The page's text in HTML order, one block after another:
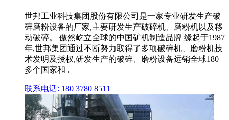
世邦工业科技集团股份有限公司是一家专业研发生产破
碎磨粉设备的厂家,主要研发生产破碎机、磨粉机以及移
动破碎。 傲然屹立全球的中国矿机制造品牌 缘起于1987
年,世邦集团通过不断努力取得了多项破碎机、磨粉机技
术发明及授权,研发生产的破碎、磨粉设备远销全球180
多个国家和 .
联系电话: 180 3780 8511